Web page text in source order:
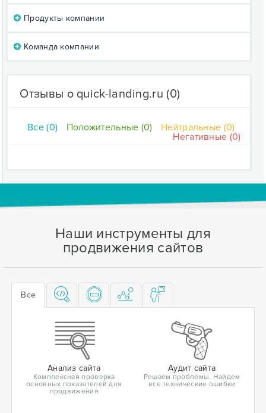
Продукты компании
Команда компании
Отзывы о quick-landing.ru (0)
Все (0) Положительные (0)
Нейтральные (0)
Негативные (0)
Наши инструменты для
продвижения сайтов
Все
Анализ сайта
Комплексная проверка
основных показателей для
продвижения
Аудит сайта
Решаем проблемы. Найдем
все технические ошибки